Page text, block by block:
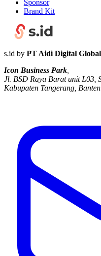
Sponsor
Brand Kit
s.id by PT Aidi Digital Global
Icon Business Park
Jl. BSD Raya Barat unit L03,
Kabupaten Tangerang,